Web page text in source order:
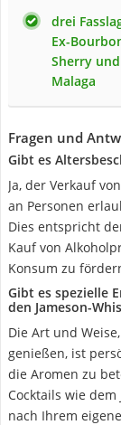
drei
Ex-
Sherry und
Malaga
Fragen und
Gibt es
Ja, der Verkauf
an Personen
Dies entspricht
Kauf von
Konsum zu
Gibt es spezielle
den Jameson-
Die Art und
genießen, ist
die Aromen zu
Cocktails wie
nach Ihrem